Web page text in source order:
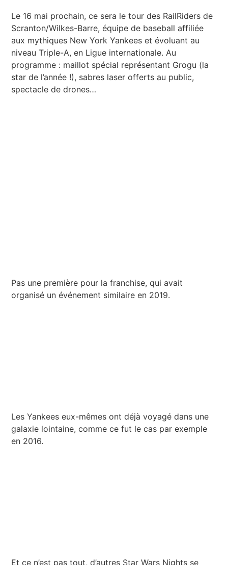
Le 16 mai prochain, ce sera le tour des RailRiders de
Scranton/Wilkes-Barre, équipe de baseball affiliée
aux mythiques New York Yankees et évoluant au
niveau Triple-A, en Ligue internationale. Au
programme : maillot spécial représentant Grogu (la
star de l’année !), sabres laser offerts au public,
spectacle de drones…
Pas une première pour la franchise, qui avait
organisé un événement similaire en 2019.
Les Yankees eux-mêmes ont déjà voyagé dans une
galaxie lointaine, comme ce fut le cas par exemple
en 2016.
Et ce n’est pas tout, d’autres Star Wars Nights se